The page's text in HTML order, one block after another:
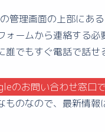
管理画面の上部にあ
ォームから連絡する
誰でもすぐ電話で話せ
のお問い合わせ窓口
ものなので、最新情報